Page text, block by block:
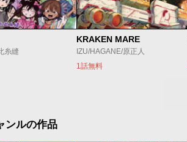
糸縫
KRAKEN MARE
IZU/HAGANE/原正人
1話無料
ンルの作品